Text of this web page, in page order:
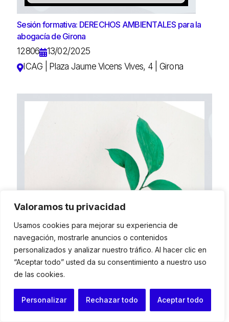
Valoramos tu privacidad
Usamos cookies para mejorar su experiencia de
navegación, mostrarle anuncios o contenidos
personalizados y analizar nuestro tráfico. Al hacer clic en
“Aceptar todo” usted da su consentimiento a nuestro uso
de las cookies.
Personalizar Rechazar todo Aceptar todo
Sesión formativa: DERECHOS AMBIENTALES para la
abogacía de Girona
12806
13/02/2025
ICAG | Plaza Jaume Vicens Vives, 4 | Girona
VII Jornadas Formativas para la Defensa Jurídica del
Medio Ambiente